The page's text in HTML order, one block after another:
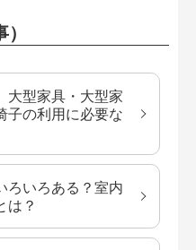
型家具・大型家
子の利用に必要な
ろいろある？室内
は？